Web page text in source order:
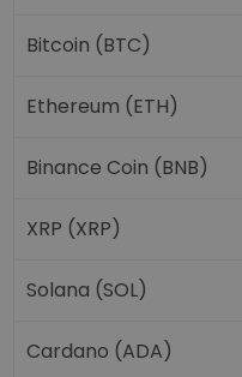
Bitcoin (BTC)
Ethereum (ETH)
Binance Coin (BNB)
XRP (XRP)
Solana (SOL)
Cardano (ADA)